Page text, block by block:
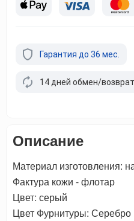
Гарантия до 36 мес.
14 дней обмен/возврат
Описание
Материал изготовления:
Фактура кожи - флотар
Цвет: серый
Цвет Фурнитуры: Серебро